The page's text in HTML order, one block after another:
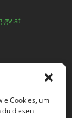
Cookies, um
diesen